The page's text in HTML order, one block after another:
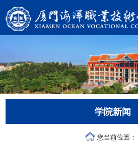
学院新闻
您当前位置：